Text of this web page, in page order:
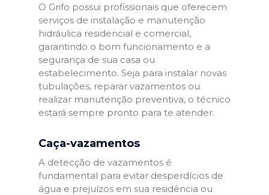
O Grifo possui profissionais que oferecem
serviços de instalação e manutenção
hidráulica residencial e comercial,
garantindo o bom funcionamento e a
segurança de sua casa ou
estabelecimento. Seja para instalar novas
tubulações, reparar vazamentos ou
realizar manutenção preventiva, o técnico
estará sempre pronto para te atender.
Caça-vazamentos
A detecção de vazamentos é
fundamental para evitar desperdícios de
água e prejuízos em sua residência ou